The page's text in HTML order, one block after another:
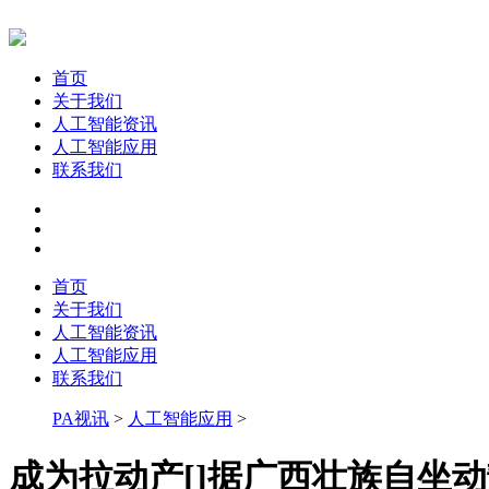
首页
关于我们
人工智能资讯
人工智能应用
联系我们
首页
关于我们
人工智能资讯
人工智能应用
联系我们
PA视讯 > 人工智能应用 >
成为拉动产[]据广西壮族自坐